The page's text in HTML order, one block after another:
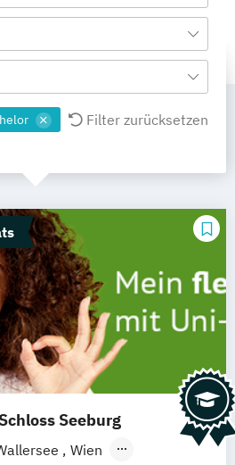
Filter zurücksetzen
Seeburg
Wien